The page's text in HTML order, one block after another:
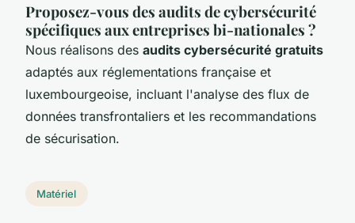
Proposez-vous des audits de cybersécurité
spécifiques aux entreprises bi-nationales ?
Nous réalisons des audits cybersécurité gratuits
adaptés aux réglementations française et
luxembourgeoise, incluant l'analyse des flux de
données transfrontaliers et les recommandations
de sécurisation.
Matériel